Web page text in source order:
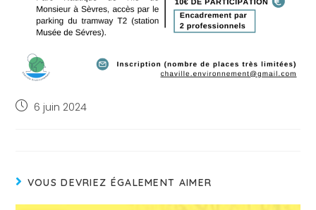
6 juin 2024
VOUS DEVRIEZ ÉGALEMENT AIMER